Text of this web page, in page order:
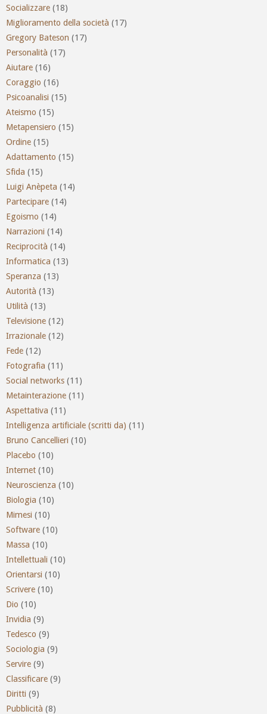
Socializzare (18)
Miglioramento della società (17)
Gregory Bateson (17)
Personalità (17)
Aiutare (16)
Coraggio (16)
Psicoanalisi (15)
Ateismo (15)
Metapensiero (15)
Ordine (15)
Adattamento (15)
Sfida (15)
Luigi Anèpeta (14)
Partecipare (14)
Egoismo (14)
Narrazioni (14)
Reciprocità (14)
Informatica (13)
Speranza (13)
Autorità (13)
Utilità (13)
Televisione (12)
Irrazionale (12)
Fede (12)
Fotografia (11)
Social networks (11)
Metainterazione (11)
Aspettativa (11)
Intelligenza artificiale (scritti da) (11)
Bruno Cancellieri (10)
Placebo (10)
Internet (10)
Neuroscienza (10)
Biologia (10)
Mimesi (10)
Software (10)
Massa (10)
Intellettuali (10)
Orientarsi (10)
Scrivere (10)
Dio (10)
Invidia (9)
Tedesco (9)
Sociologia (9)
Servire (9)
Classificare (9)
Diritti (9)
Pubblicità (8)